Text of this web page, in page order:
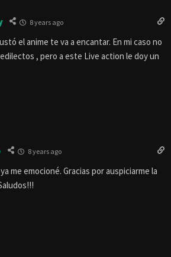
8 years ago
el anime te va a encantar. En mi caso no
, pero a este Live action le doy un
8 years ago
me emocioné. Gracias por auspiciarme la